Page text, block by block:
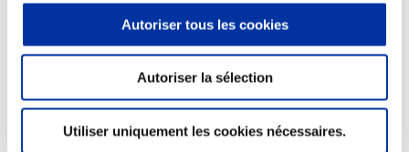
Autoriser tous les cookies
Autoriser la sélection
Utiliser uniquement les cookies nécessaires.
Consommation
Sécurité sanitaire
Juste rémunération et attractivité des métiers
Info-veille scientifique
Accords